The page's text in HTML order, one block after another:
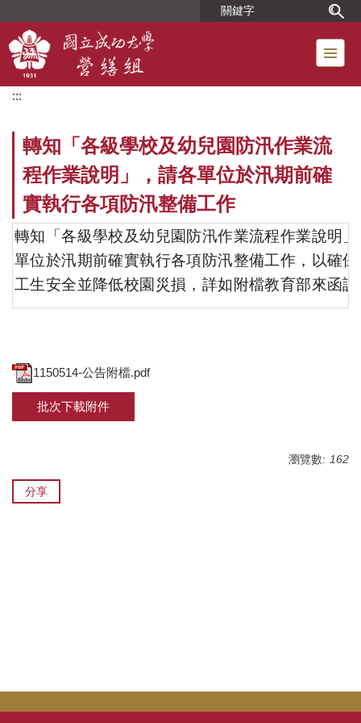
主
要
內
:::
轉知「各級學校及幼兒園防汛作業流
程作業說明」，請各單位於汛期前確
實執行各項防汛整備工作
轉知「各級學校及幼兒園防汛作業流程作業說明
單位於汛期前確實執行各項防汛整備工作，以確
工生安全並降低校園災損，詳如附檔教育部來函
1150514-公告附檔.pdf
批次下載附件
瀏覽數: 162
分享